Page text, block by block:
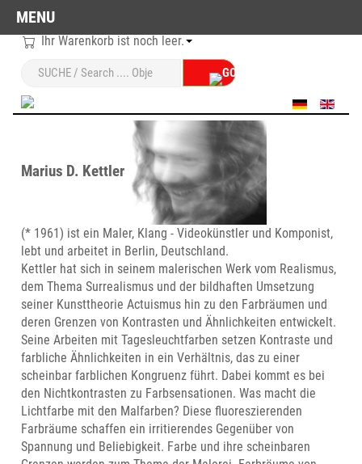
Ihr Warenkorb ist noch leer.
Sprache auswählen
Marius D. Kettler
(* 1961) ist ein Maler, Klang - Videokünstler und Komponist,
lebt und arbeitet in Berlin, Deutschland.
Kettler hat sich in seinem malerischen Werk vom Realismus,
dem Thema Surrealismus und der bildhaften Umsetzung
seiner Kunsttheorie Actuismus hin zu den Farbräumen und
deren Grenzen von Kontrasten und Ähnlichkeiten entwickelt.
Seine Arbeiten mit Tagesleuchtfarben setzen Kontraste und
farbliche Ähnlichkeiten in ein Verhältnis, das zu einer
scheinbar farblichen Kongruenz führt. Dabei kommt es bei
den Nichtkontrasten zu Farbsensationen. Was macht die
Lichtfarbe mit den Malfarben? Diese fluoreszierenden
Farbräume schaffen ein irritierendes Gegenüber von
Spannung und Beliebigkeit. Farbe und ihre scheinbaren
MENU